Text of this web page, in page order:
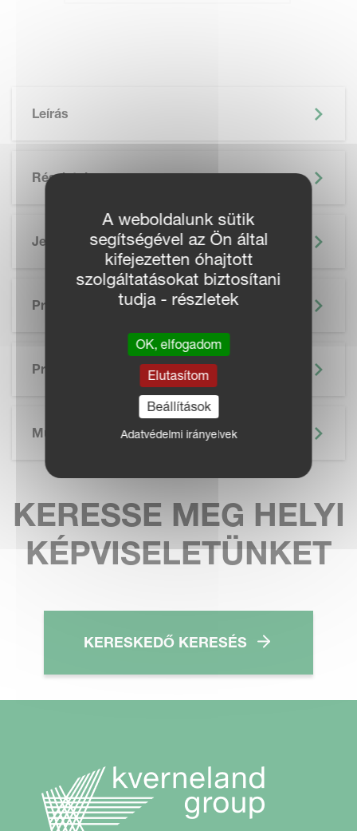
Leírás
Részletek
Jellemzők
Precíziós Gazdálkodás
Prospektus
Műszaki Adatok
KERESSE MEG HELYI
KÉPVISELETÜNKET
KERESKEDŐ KERESÉS
A weboldalunk sütik
segítségével az Ön által
kifejezetten óhajtott
szolgáltatásokat biztosítani
tudja - részletek
OK, elfogadom
Elutasítom
Beállítások
Adatvédelmi irányelvek